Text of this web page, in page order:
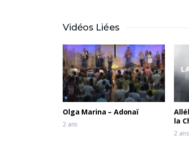
Vidéos Liées
Olga Marina – Adonaï
2 ans
la
2 ans